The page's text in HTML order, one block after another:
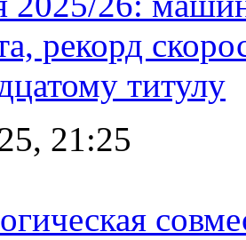
рекорд
титулу
21:25